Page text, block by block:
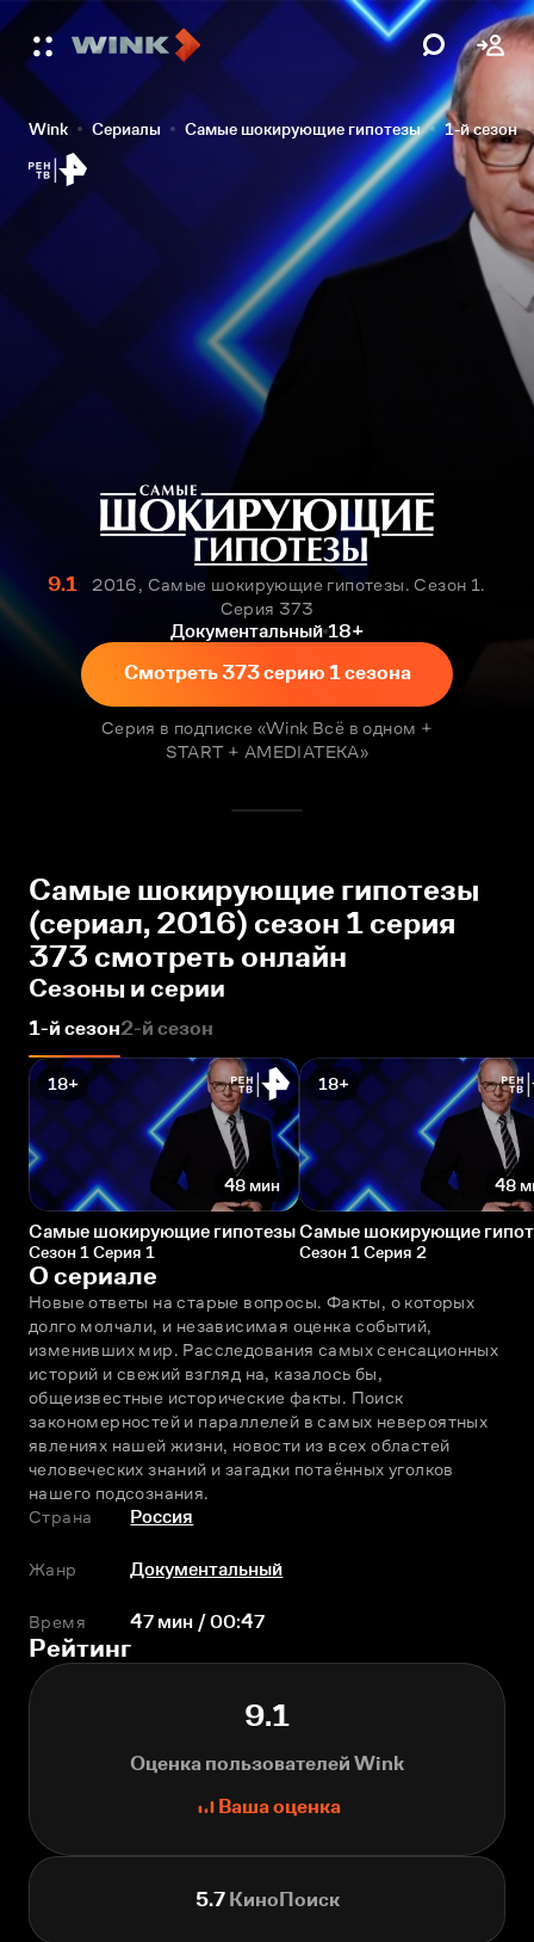
Wink Сериалы Самые шокирующие гипотезы 1-й сезон
9.1
2016, Самые шокирующие гипотезы. Сезон 1.
Серия 373
Документальный 18+
Смотреть 373 серию 1 сезона
Серия в подписке «Wink Всё в одном +
START + AMEDIATEKA»
Самые шокирующие гипотезы
(сериал, 2016) сезон 1 серия
373 смотреть онлайн
Сезоны и серии
1-й сезон2-й сезон
18+
48 мин
Самые шокирующие гипотезы
Сезон 1 Серия 1
18+
48
Самые шокирующие
Сезон 1 Серия 2
О сериале
Новые ответы на старые вопросы. Факты, о которых
долго молчали, и независимая оценка событий,
изменивших мир. Расследования самых сенсационных
историй и свежий взгляд на, казалось бы,
общеизвестные исторические факты. Поиск
закономерностей и параллелей в самых невероятных
явлениях нашей жизни, новости из всех областей
человеческих знаний и загадки потаённых уголков
нашего подсознания.
Страна
Россия
Жанр Документальный
Время 47 мин / 00:47
Рейтинг
9.1
Оценка пользователей Wink
Ваша оценка
5.7КиноПоиск